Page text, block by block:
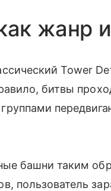
жанр
Tower
битвы
башни таким
пользователь